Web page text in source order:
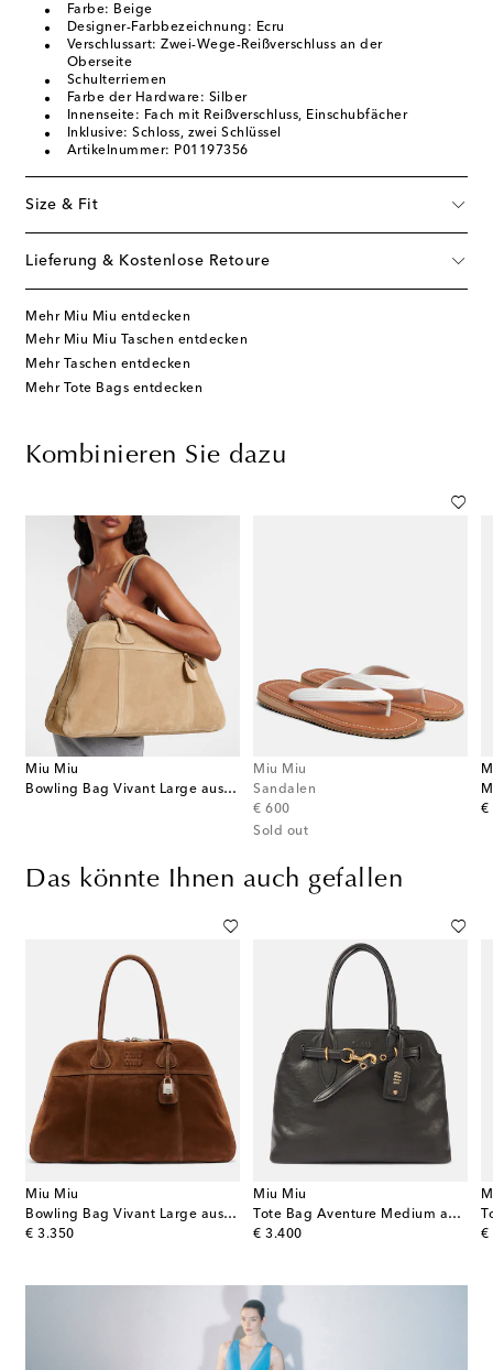
Farbe: Beige
Designer-Farbbezeichnung: Ecru
Verschlussart: Zwei-Wege-Reißverschluss an der
Oberseite
Schulterriemen
Farbe der Hardware: Silber
Innenseite: Fach mit Reißverschluss, Einschubfächer
Inklusive: Schloss, zwei Schlüssel
Artikelnummer: P01197356
Size & Fit
Lieferung & Kostenlose Retoure
Mehr Miu Miu entdecken
Mehr Miu Miu Taschen entdecken
Mehr Taschen entdecken
Mehr Tote Bags entdecken
Kombinieren Sie dazu
Miu Miu
Bowling Bag Vivant Large aus Veloursleder
Miu Miu
Sandalen
€ 600
original price
Sold out
€
Das könnte Ihnen auch gefallen
Miu Miu
Bowling Bag Vivant Large aus Veloursleder
€ 3.350
original price
Miu Miu
Tote Bag Aventure Medium aus Leder
€ 3.400
original price €